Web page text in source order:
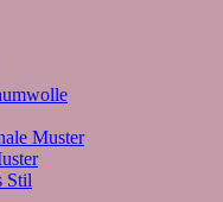
Muster
Stil